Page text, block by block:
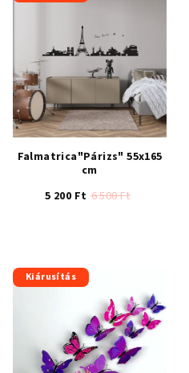
Falmatrica"Párizs" 55x165
cm
5 200 Ft 6 500 Ft
Kiárusítás